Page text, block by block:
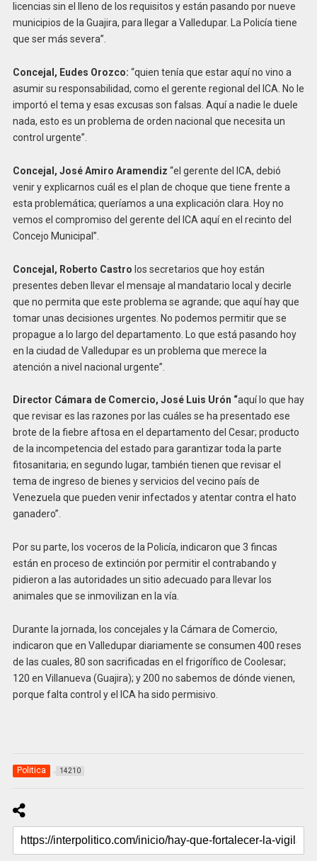
licencias sin el lleno de los requisitos y están pasando por nueve
municipios de la Guajira, para llegar a Valledupar. La Policía tiene
que ser más severa”.
Concejal, Eudes Orozco: “quien tenía que estar aquí no vino a
asumir su responsabilidad, como el gerente regional del ICA. No le
importó el tema y esas excusas son falsas. Aquí a nadie le duele
nada, esto es un problema de orden nacional que necesita un
control urgente”.
Concejal, José Amiro Aramendiz “el gerente del ICA, debió
venir y explicarnos cuál es el plan de choque que tiene frente a
esta problemática; queríamos a una explicación clara. Hoy no
vemos el compromiso del gerente del ICA aquí en el recinto del
Concejo Municipal”.
Concejal, Roberto Castro los secretarios que hoy están
presentes deben llevar el mensaje al mandatario local y decirle
que no permita que este problema se agrande; que aquí hay que
tomar unas decisiones urgentes. No podemos permitir que se
propague a lo largo del departamento. Lo que está pasando hoy
en la ciudad de Valledupar es un problema que merece la
atención a nivel nacional urgente”.
Director Cámara de Comercio, José Luis Urón “aquí lo que hay
que revisar es las razones por las cuáles se ha presentado ese
brote de la fiebre aftosa en el departamento del Cesar; producto
de la incompetencia del estado para garantizar toda la parte
fitosanitaria; en segundo lugar, también tienen que revisar el
tema de ingreso de bienes y servicios del vecino país de
Venezuela que pueden venir infectados y atentar contra el hato
ganadero”.
Por su parte, los voceros de la Policía, indicaron que 3 fincas
están en proceso de extinción por permitir el contrabando y
pidieron a las autoridades un sitio adecuado para llevar los
animales que se inmovilizan en la vía.
Durante la jornada, los concejales y la Cámara de Comercio,
indicaron que en Valledupar diariamente se consumen 400 reses
de las cuales, 80 son sacrificadas en el frigorífico de Coolesar;
120 en Villanueva (Guajira); y 200 no sabemos de dónde vienen,
porque falta control y el ICA ha sido permisivo.
Politica 14210